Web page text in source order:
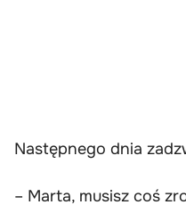
Następnego dnia
– Marta, musisz coś